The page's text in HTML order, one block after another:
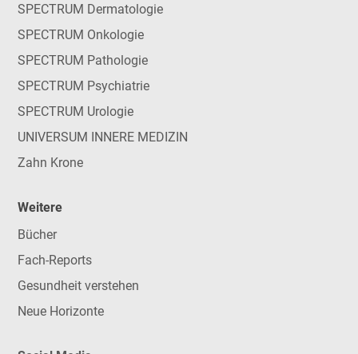
SPECTRUM Dermatologie
SPECTRUM Onkologie
SPECTRUM Pathologie
SPECTRUM Psychiatrie
SPECTRUM Urologie
UNIVERSUM INNERE MEDIZIN
Zahn Krone
Weitere
Bücher
Fach-Reports
Gesundheit verstehen
Neue Horizonte